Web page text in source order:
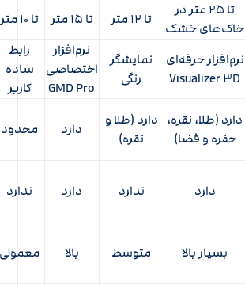
تا ۲۵ متر در
خاک‌های خشک
تا ۱۲ متر تا ۱۵ متر تا ۱۰ متر
نرم‌افزار حرفه‌ای
Visualizer ۳D
نمایشگر
رنگی
نرم‌افزار
اختصاصی
GMD Pro
رابط
ساده
کاربر
دارد (طلا، نقره،
حفره و فضا)
دارد (طلا و
نقره)
دارد محدود
دارد ندارد دارد ندارد
بسیار بالا متوسط بالا معمولی